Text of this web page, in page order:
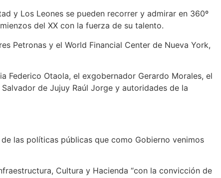
y Los Leones se pueden recorrer y admirar en 360º
del XX con la fuerza de su talento.
Petronas y el World Financial Center de Nueva York,
Federico Otaola, el exgobernador Gerardo Morales, el
de Jujuy Raúl Jorge y autoridades de la
las políticas públicas que como Gobierno venimos
Cultura y Hacienda “con la convicción de